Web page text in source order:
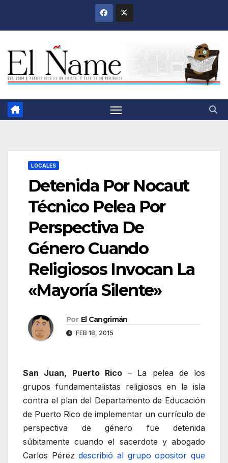
LOCALES
Detenida Por Nocaut
Técnico Pelea Por
Perspectiva De
Género Cuando
Religiosos Invocan La
«Mayoría Silente»
Por El Cangrimán
FEB 18, 2015
San Juan, Puerto Rico– La pelea de los
grupos fundamentalistas religiosos en la isla
contra el plan del Departamento de Educación
de Puerto Rico de implementar un currículo de
perspectiva de género fue detenida
súbitamente cuando el sacerdote y abogado
Carlos Pérezdescribió al grupo opositor que